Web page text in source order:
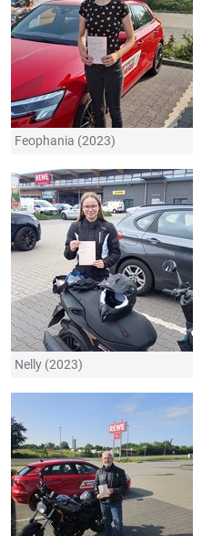
Feophania (2023)
Nelly (2023)